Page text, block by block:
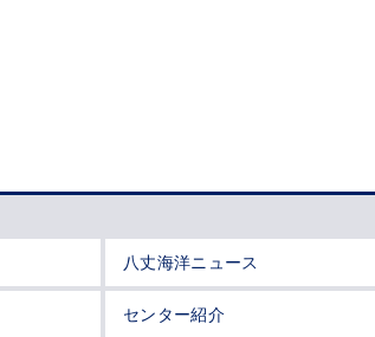
八丈海洋ニュース
センター紹介